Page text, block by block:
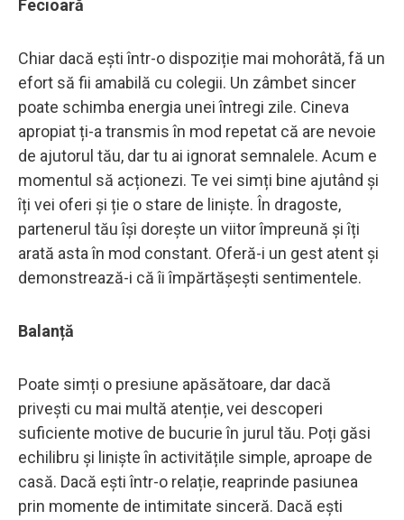
Fecioară
Chiar dacă ești într-o dispoziție mai mohorâtă, fă un
efort să fii amabilă cu colegii. Un zâmbet sincer
poate schimba energia unei întregi zile. Cineva
apropiat ți-a transmis în mod repetat că are nevoie
de ajutorul tău, dar tu ai ignorat semnalele. Acum e
momentul să acționezi. Te vei simți bine ajutând și
îți vei oferi și ție o stare de liniște. În dragoste,
partenerul tău își dorește un viitor împreună și îți
arată asta în mod constant. Oferă-i un gest atent și
demonstrează-i că îi împărtășești sentimentele.
Balanță
Poate simți o presiune apăsătoare, dar dacă
privești cu mai multă atenție, vei descoperi
suficiente motive de bucurie în jurul tău. Poți găsi
echilibru și liniște în activitățile simple, aproape de
casă. Dacă ești într-o relație, reaprinde pasiunea
prin momente de intimitate sinceră. Dacă ești